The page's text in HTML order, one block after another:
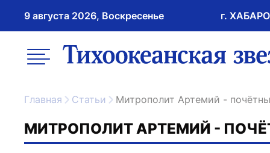
9 августа 2026, Воскресенье г.
меню ссылка на
Главная Статьи Митрополит Артемий -
МИТРОПОЛИТ АРТЕМИЙ -